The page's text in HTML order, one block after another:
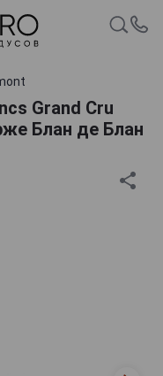
Grand Cru
Блан де Блан